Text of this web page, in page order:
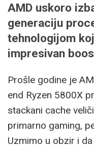
AMD uskoro
generaciju
tehnologijom
impresivan
Prošle godine je
end Ryzen 5800X
stackani cache
primarno gaming,
Uzmimo u obzir i